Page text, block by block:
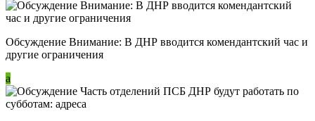
Обсуждение Внимание: В ДНР вводится комендантский час и
другие ограничения
a